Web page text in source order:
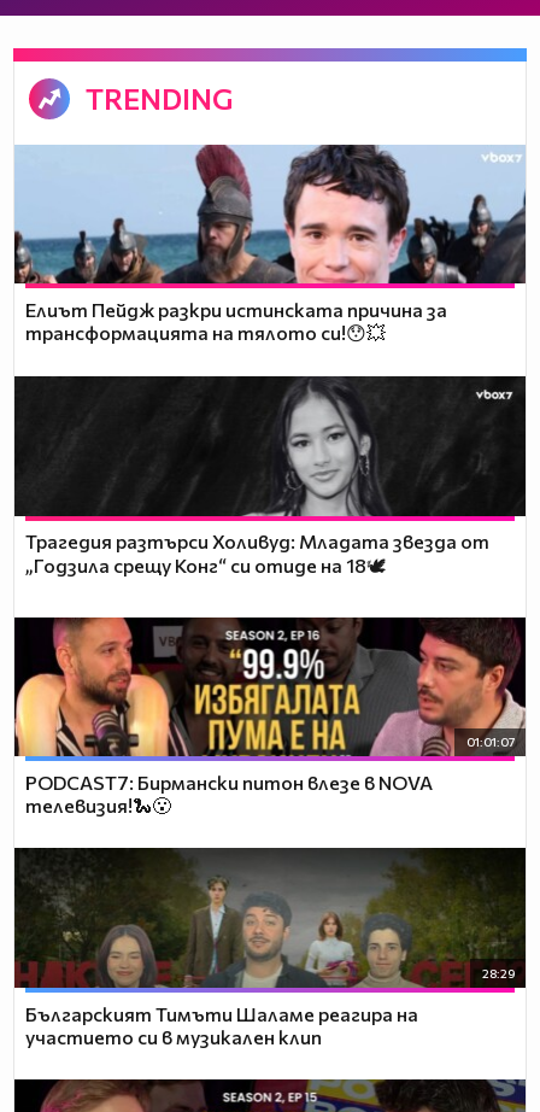
TRENDING
Елиът Пейдж разкри истинската причина за
трансформацията на тялото си!😯💥
Трагедия разтърси Холивуд: Младата звезда от
„Годзила срещу Конг“ си отиде на 18🕊️
01:01:07
PODCAST7: Бирмански питон влезе в NOVA
телевизия!🐍😮
28:29
Българският Тимъти Шаламе реагира на
участието си в музикален клип